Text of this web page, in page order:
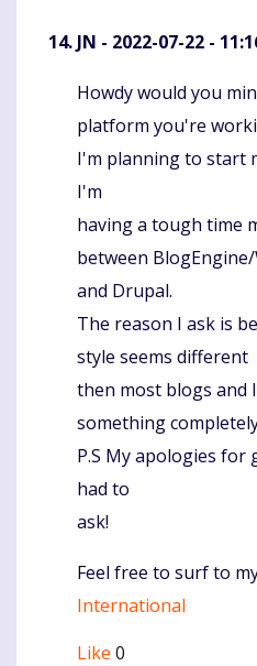
JN - 2022-07-22 -
Komentaras
Howdy would you
platform you're
I'm planning to start
I'm
having a tough time
between
and Drupal.
The reason I ask is
style seems different
then most blogs and
something
P.S My apologies
had to
ask!
Feel free to surf to
International
Like 0